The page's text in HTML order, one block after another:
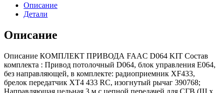
Описание
Детали
Описание
Описание КОМПЛЕКТ ПРИВОДА FAAC D064 KIT Состав
комплекта : Привод потолочный D064, блок управления E064,
без направляющей, в комплекте: радиоприемник XF433,
брелок передатчик XT4 433 RC, изогнутый рычаг 390768;
Направляющая цельная 3 м с цепной передачей для СГВ (Ш х